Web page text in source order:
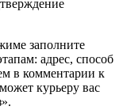
заполните
адрес, способ
в комментарии к
курьеру вас